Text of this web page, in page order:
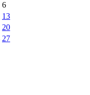
6
13
20
27